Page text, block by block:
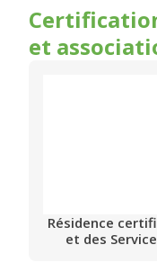
et
Résidence
et des